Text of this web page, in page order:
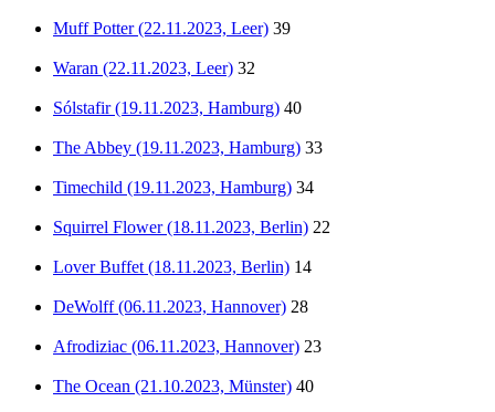
Muff Potter (22.11.2023, Leer) 39
Waran (22.11.2023, Leer) 32
Sólstafir (19.11.2023, Hamburg) 40
The Abbey (19.11.2023, Hamburg) 33
Timechild (19.11.2023, Hamburg) 34
Squirrel Flower (18.11.2023, Berlin) 22
Lover Buffet (18.11.2023, Berlin) 14
DeWolff (06.11.2023, Hannover) 28
Afrodiziac (06.11.2023, Hannover) 23
The Ocean (21.10.2023, Münster) 40